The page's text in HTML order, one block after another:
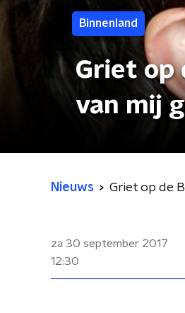
Binnenland
Griet op
van mij
Nieuws Griet op de
za 30 september 2017
12:30